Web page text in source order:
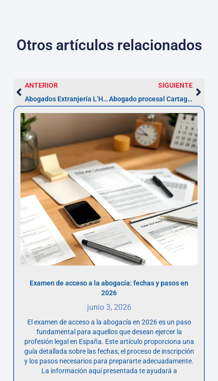
Otros artículos relacionados
ANTERIOR
Abogados Extranjería L’Hospitalet — Recurso en 1 mes
SIGUIENTE
Abogado procesal Cartagena: reclamar en 5 años
Examen de acceso a la abogacía: fechas y pasos en
2026
junio 3, 2026
El examen de acceso a la abogacía en 2026 es un paso
fundamental para aquellos que desean ejercer la
profesión legal en España. Este artículo proporciona una
guía detallada sobre las fechas, el proceso de inscripción
y los pasos necesarios para prepararte adecuadamente.
La información aquí presentada te ayudará a